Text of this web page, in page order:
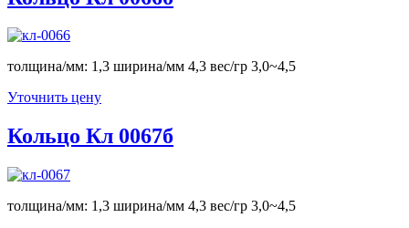
толщина/мм: 1,3 ширина/мм 4,3 вес/гр 3,0~4,5
Уточнить цену
Кольцо Кл 0067б
толщина/мм: 1,3 ширина/мм 4,3 вес/гр 3,0~4,5